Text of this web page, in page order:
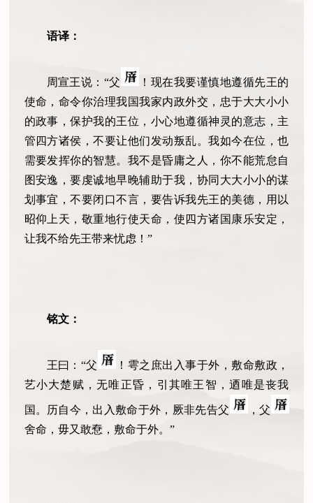
语译：
周宣王说：“父
！现在我要谨慎地遵循先王的
使命，命令你治理我国我家内政外交，忠于大大小小
的政事，保护我的王位，小心地遵循神灵的意志，主
管四方诸侯，不要让他们发动叛乱。我如今在位，也
需要发挥你的智慧。我不是昏庸之人，你不能荒怠自
图安逸，要虔诚地早晚辅助于我，协同大大小小的谋
划事宜，不要闭口不言，要告诉我先王的美德，用以
昭仰上天，敬重地行使天命，使四方诸国康乐安定，
让我不给先王带来忧虑！”
铭文：
王曰：“父
！雩之庶出入事于外，敷命敷政，
艺小大楚赋，无唯正昏，引其唯王智，迺唯是丧我
国。历自今，出入敷命于外，厥非先告父
，父
舍命，毋又敢憃，敷命于外。”